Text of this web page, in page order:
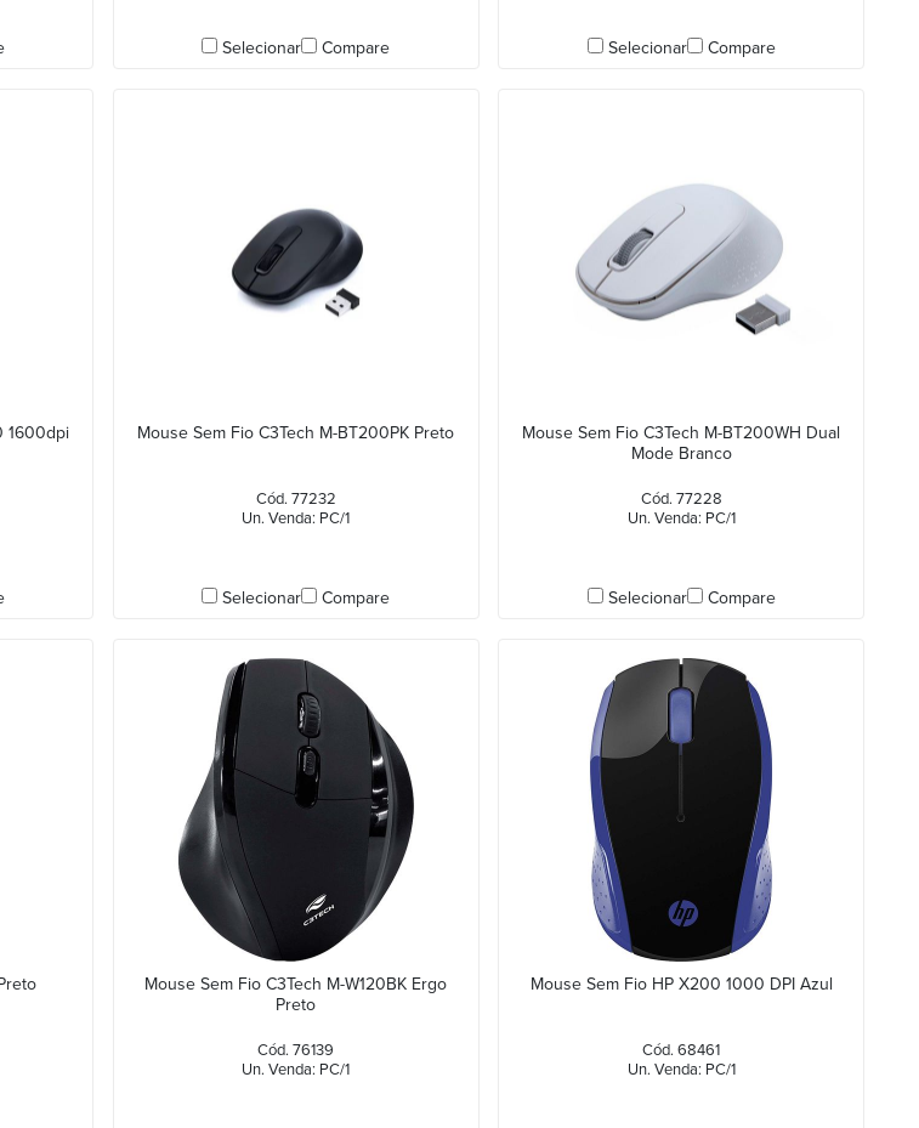
Selecionar Compare Selecionar Compare
1600dpi Mouse Sem Fio C3Tech M-BT200PK Preto
Cód. 77232
Un. Venda: PC/1
Selecionar Compare
Mouse Sem Fio C3Tech M-BT200WH Dual
Mode Branco
Cód. 77228
Un. Venda: PC/1
Selecionar Compare
Mouse Sem Fio C3Tech M-W120BK Ergo
Preto
Cód. 76139
Un. Venda: PC/1
Mouse Sem Fio HP X200 1000 DPI Azul
Cód. 68461
Un. Venda: PC/1